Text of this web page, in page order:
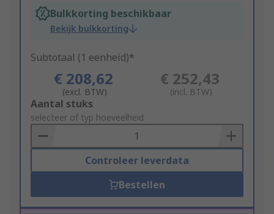
Bulkkorting beschikbaar
Bekijk bulkkorting
Subtotaal (1 eenheid)*
€ 208,62
(excl. BTW)
€ 252,43
(incl. BTW)
Add
to
Basket
Aantal stuks
selecteer of typ hoeveelheid
Controleer leverdata
Bestellen